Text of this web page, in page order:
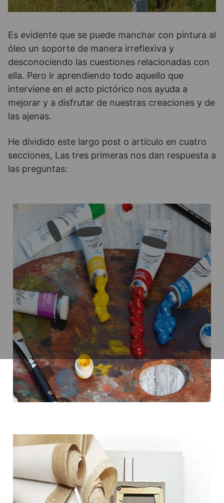
Es evidente que se puede manchar con pintura al
óleo un soporte de manera irreflexiva y
desconociendo las cuestiones relacionadas con
ella. Pero ir aprendiendo todo aquello que
interviene en el acto pictórico nos ayuda a
mejorar y a disfrutar de nuestras creaciones y de
las ajenas.
He dividido este largo post o artículo en cuatro
secciones, Las tres primeras nos dan respuesta a
las preguntas: